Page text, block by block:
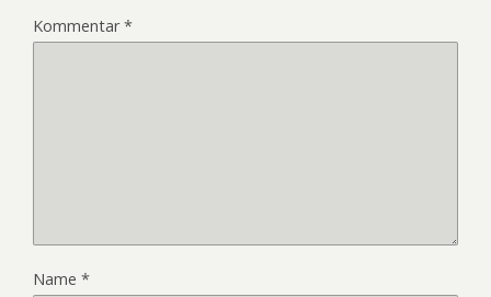
Kommentar*
Name *